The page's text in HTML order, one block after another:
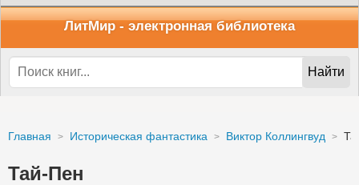
ЛитМир - электронная библиотека
Найти
Главная Историческая фантастика Виктор Коллингвуд
Тай-Пен